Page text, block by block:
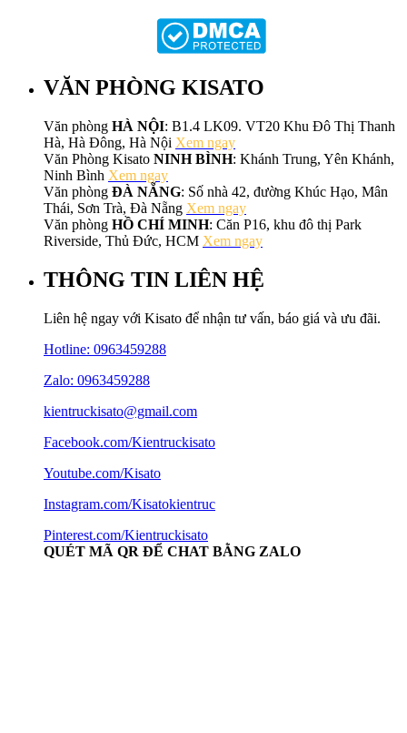
VĂN PHÒNG KISATO
Văn phòng HÀ NỘI: B1.4 LK09. VT20 Khu Đô Thị Thanh
Hà, Hà Đông, Hà Nội Xem ngay
Văn Phòng Kisato NINH BÌNH: Khánh Trung, Yên Khánh,
Ninh Bình Xem ngay
Văn phòng ĐÀ NẴNG: Số nhà 42, đường Khúc Hạo, Mân
Thái, Sơn Trà, Đà Nẵng Xem ngay
Văn phòng HỒ CHÍ MINH: Căn P16, khu đô thị Park
Riverside, Thủ Đức, HCM Xem ngay
THÔNG TIN LIÊN HỆ
Liên hệ ngay với Kisato để nhận tư vấn, báo giá và ưu đãi.
Hotline: 0963459288
Zalo: 0963459288
kientruckisato@gmail.com
Facebook.com/Kientruckisato
Youtube.com/Kisato
Instagram.com/Kisatokientruc
Pinterest.com/Kientruckisato
QUÉT MÃ QR ĐỂ CHAT BẰNG ZALO